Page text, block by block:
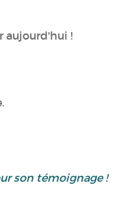
aujourd'hui !
son témoignage !